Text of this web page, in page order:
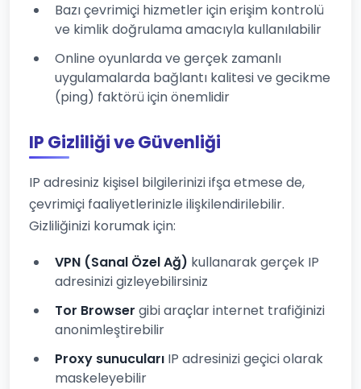
Bazı çevrimiçi hizmetler için erişim kontrolü
ve kimlik doğrulama amacıyla kullanılabilir
Online oyunlarda ve gerçek zamanlı
uygulamalarda bağlantı kalitesi ve gecikme
(ping) faktörü için önemlidir
IP Gizliliği ve Güvenliği
IP adresiniz kişisel bilgilerinizi ifşa etmese de,
çevrimiçi faaliyetlerinizle ilişkilendirilebilir.
Gizliliğinizi korumak için:
VPN (Sanal Özel Ağ) kullanarak gerçek IP
adresinizi gizleyebilirsiniz
Tor Browser gibi araçlar internet trafiğinizi
anonimleştirebilir
Proxy sunucuları IP adresinizi geçici olarak
maskeleyebilir